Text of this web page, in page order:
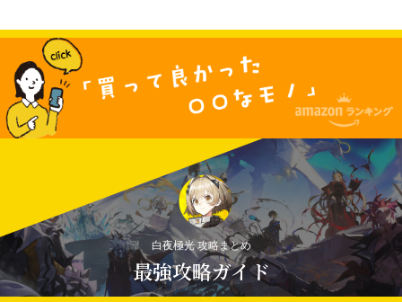
白夜極光 攻略まとめ
最強攻略ガイド